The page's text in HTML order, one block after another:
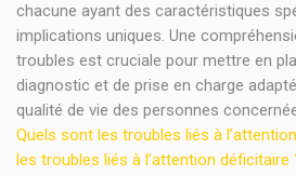
chacune ayant des caractéristiques
implications uniques. Une
troubles est cruciale pour mettre en
diagnostic et de prise en charge
qualité de vie des personnes
Quels sont les troubles liés à
les troubles liés à l’attention déficitaire